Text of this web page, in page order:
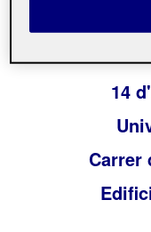
14
Carrer